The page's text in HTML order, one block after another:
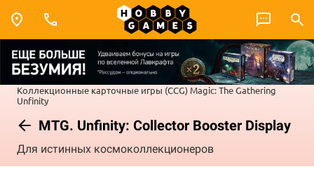
Коллекционные карточные игры (CCG) Magic: The Gathering
Unfinity
MTG. Unfinity: Collector Booster Display
Для истинных космоколлекционеров